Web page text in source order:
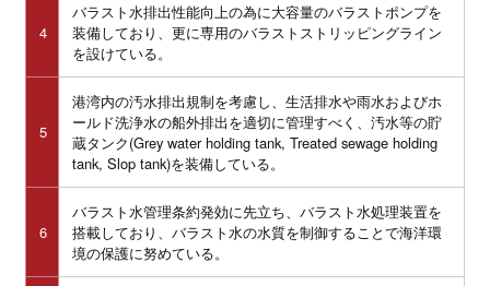
4
バラスト水排出性能向上の為に大容量のバラストポンプを
装備しており、更に専用のバラストストリッピングライン
を設けている。
5
港湾内の汚水排出規制を考慮し、生活排水や雨水およびホ
ールド洗浄水の船外排出を適切に管理すべく、汚水等の貯
蔵タンク(Grey water holding tank, Treated sewage holding
tank, Slop tank)を装備している。
6
バラスト水管理条約発効に先立ち、バラスト水処理装置を
搭載しており、バラスト水の水質を制御することで海洋環
境の保護に努めている。